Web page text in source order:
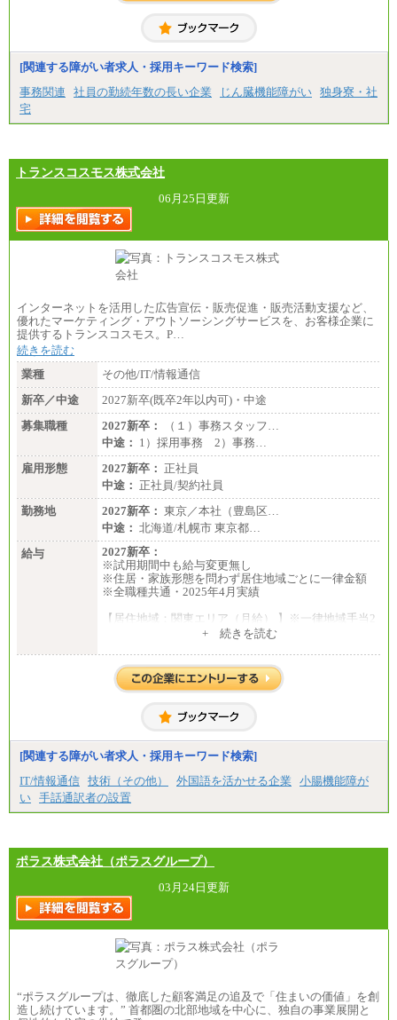
[関連する障がい者求人・採用キーワード検索]
事務関連
社員の勤続年数の長い企業 じん臓機能障がい 独身寮・社
宅
トランスコスモス株式会社
06月25日更新
インターネットを活用した広告宣伝・販売促進・販売活動支援など、
優れたマーケティング・アウトソーシングサービスを、お客様企業に
提供するトランスコスモス。P…
続きを読む
業種
その他/IT/情報通信
新卒／中途
2027新卒(既卒2年以内可)・中途
募集職種
2027新卒：
（１）事務スタッフ…
中途： 1）採用事務 2）事務…
雇用形態
2027新卒： 正社員
中途： 正社員/契約社員
勤務地
2027新卒： 東京／本社（豊島区…
中途： 北海道/札幌市 東京都…
給与
2027新卒：
※試用期間中も給与変更無し
※住居・家族形態を問わず居住地域ごとに一律金額
※全職種共通・2025年4月実績
【居住地域：関東エリア（月給） 】※一律地域手当2
大学卒：250,000円
高専卒：244,800円
短大・専門3年制卒：235,300円
専門1年制卒：212,900円
【居住地域：関西エリア（月給） 】※一律地域手当1
5,000円含む
大学院卒：266,100円
大学卒：240,000円
高専卒：234,800円
短大・専門3年制卒：225,300円
中途：
【全職種共通】
〔正社員〕
月給212,900円～330,000円
※実務経験に応じてご相談させていただきます（上
記金額を超える可能性あり）
※職種8）を除き、正社員の場合勤務地は本社のみと
なります
※交通費：月5万円まで
札幌 ：時給1,100円～1,450円
東京 ：時給1,226円～1,400円
+ 続きを読む
[関連する障がい者求人・採用キーワード検索]
IT/情報通信 技術（その他） 外国語を活かせる企業
小腸機能障が
い 手話通訳者の設置
ポラス株式会社（ポラスグループ）
03月24日更新
“ポラスグループは、徹底した顧客満足の追及で「住まいの価値」を創
造し続けています。” 首都圏の北部地域を中心に、独自の事業展開と